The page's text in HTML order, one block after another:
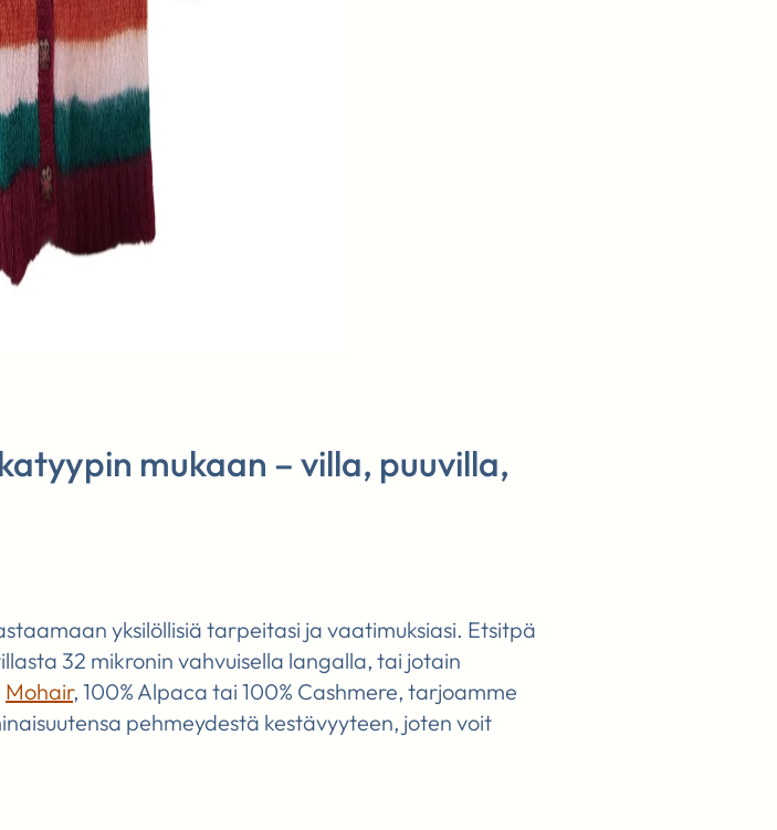
mukaan – villa, puuvilla,
yksilöllisiä tarpeitasi ja vaatimuksiasi. Etsitpä
32 mikronin vahvuisella langalla, tai jotain
Mohair, 100% Alpaca tai 100% Cashmere, tarjoamme
pehmeydestä kestävyyteen, joten voit